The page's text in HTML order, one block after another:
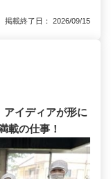
載終了日： 2026/09/15
アイディアが形に
載の仕事！